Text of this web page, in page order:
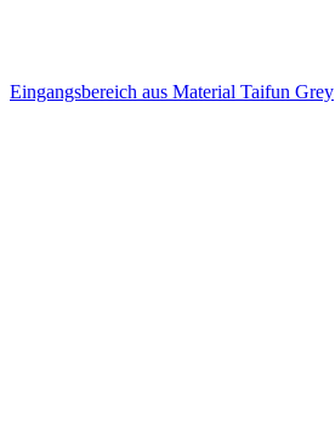
Eingangsbereich aus Material Taifun Grey